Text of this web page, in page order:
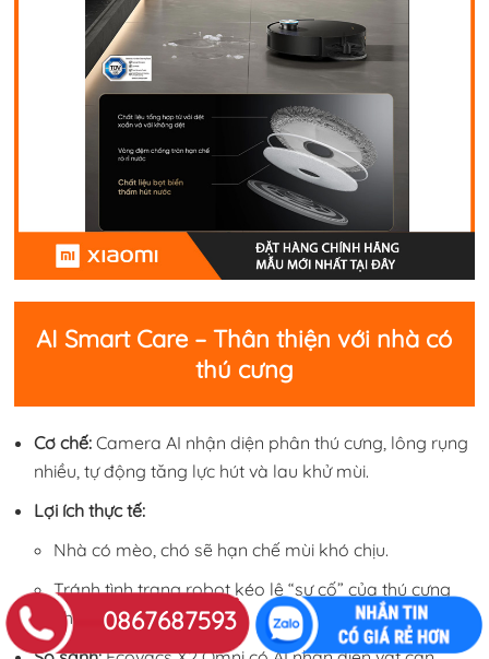
AI Smart Care – Thân thiện với nhà có
thú cưng
Cơ chế: Camera AI nhận diện phân thú cưng, lông rụng
nhiều, tự động tăng lực hút và lau khử mùi.
Lợi ích thực tế:
Nhà có mèo, chó sẽ hạn chế mùi khó chịu.
Tránh tình trạng robot kéo lê “sự cố” của thú cưng
khắp nhà.0867687593